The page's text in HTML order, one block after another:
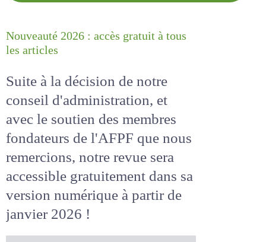
Nouveauté 2026 : accès gratuit à
Suite à la décision de notre
conseil d'administration, et
avec le soutien des membres
fondateurs de l'AFPF que nous
remercions, notre revue sera
accessiblegratuitementdans
sa version numérique
de janvier 2026 !